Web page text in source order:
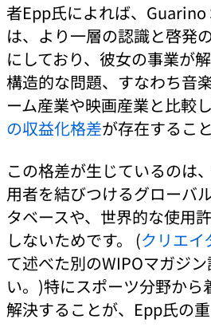
者Epp氏によれば、
は、より一層の認識と啓発
にしており、彼女の事業が
構造的な問題、すなわち音
ーム産業や映画産業と比較
の収益化格差が存在するこ
この格差が生じているのは
用者を結びつけるグローバ
タベースや、世界的な使用
しないためです。 (クリエイ
て述べた別のWIPOマガジ
い。)特にスポーツ分野から
解決することが、Epp氏の重